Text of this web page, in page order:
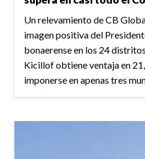
Un relevamiento de CB
imagen positiva del
bonaerense en los 24
Kicillof obtiene ventaja en
imponerse en apenas tres